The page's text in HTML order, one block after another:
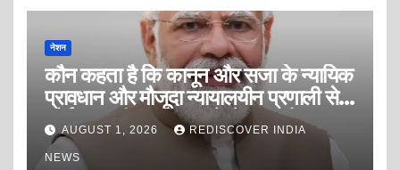
नेशन
कौन कहता है कि कानून और सजा के न्यायिक
प्रावधान और मौजूदा न्यायालयीन प्रणाली से
कोई अपराधी अपराध करने से डरता है?
AUGUST 1, 2026 REDISCOVER INDIA
NEWS